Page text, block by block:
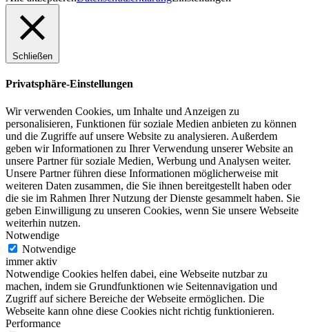
Schließen
Privatsphäre-Einstellungen
Wir verwenden Cookies, um Inhalte und Anzeigen zu
personalisieren, Funktionen für soziale Medien anbieten zu können
und die Zugriffe auf unsere Website zu analysieren. Außerdem
geben wir Informationen zu Ihrer Verwendung unserer Website an
unsere Partner für soziale Medien, Werbung und Analysen weiter.
Unsere Partner führen diese Informationen möglicherweise mit
weiteren Daten zusammen, die Sie ihnen bereitgestellt haben oder
die sie im Rahmen Ihrer Nutzung der Dienste gesammelt haben. Sie
geben Einwilligung zu unseren Cookies, wenn Sie unsere Webseite
weiterhin nutzen.
Notwendige
Notwendige
immer aktiv
Notwendige Cookies helfen dabei, eine Webseite nutzbar zu
machen, indem sie Grundfunktionen wie Seitennavigation und
Zugriff auf sichere Bereiche der Webseite ermöglichen. Die
Webseite kann ohne diese Cookies nicht richtig funktionieren.
Performance